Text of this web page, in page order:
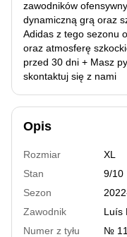
zawodników
dynamiczną grą oraz
Adidas z tego sezonu
oraz atmosferę
przed 30 dni + Masz
skontaktuj się z nami
Opis
Rozmiar
XL
Stan
9/10
Sezon
Zawodnik
Luís
Numer z tyłu
№ 11